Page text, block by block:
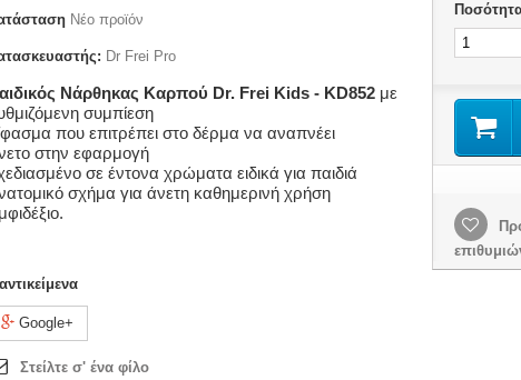
Νέο προϊόν
Dr Frei Pro
Νάρθηκας Καρπού Dr. Frei Kids - KD852 με
συμπίεση
που επιτρέπει στο δέρμα να αναπνέει
στην εφαρμογή
σε έντονα χρώματα ειδικά για παιδιά
σχήμα για άνετη καθημερινή χρήση
αντικείμενα
Google+
Στείλτε σ' ένα φίλο